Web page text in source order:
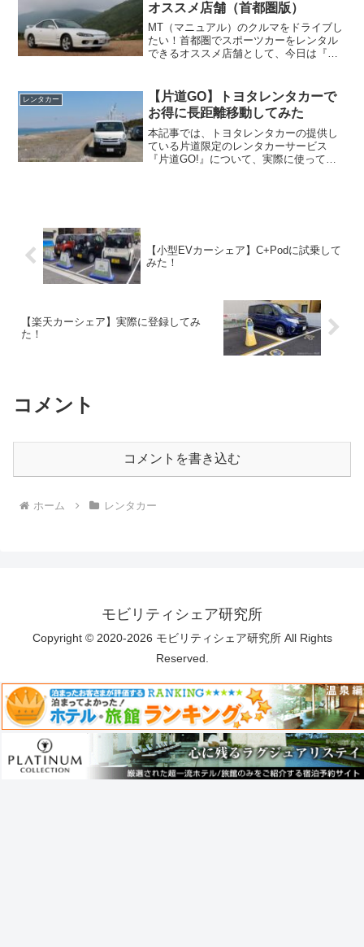
オススメ店舗（首都圏版）
MT（マニュアル）のクルマをドライブし
たい！首都圏でスポーツカーをレンタル
できるオススメ店舗として、今日は『お
とは、スポーツカー・オープンカー専門
のレンタカーショップで...
レンタカー
【片道GO】トヨタレンタカーで
お得に長距離移動してみた
本記事では、トヨタレンタカーの提供し
ている片道限定のレンタカーサービス
『片道GO!』について、実際に使ってみ
【小型EVカーシェア】C+Podに試乗して
みた！
【楽天カーシェア】実際に登録してみ
た！
コメント
コメントを書き込む
ホーム レンタカー
モビリティシェア研究所
Copyright © 2020-2026 モビリティシェア研究所 All Rights
Reserved.